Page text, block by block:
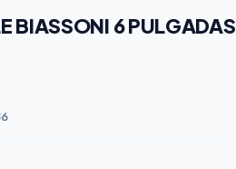
BIASSONI 6 PULGADAS